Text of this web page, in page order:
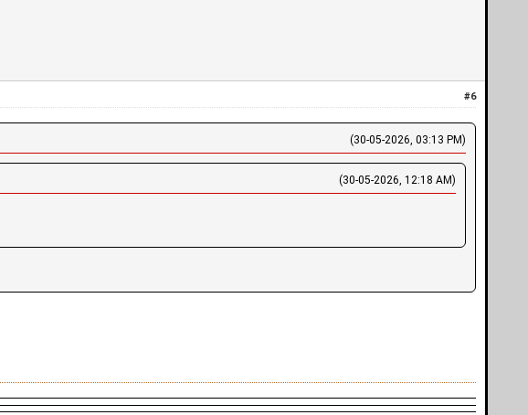
#6
(30-05-2026, 03:13 PM)
(30-05-2026, 12:18 AM)